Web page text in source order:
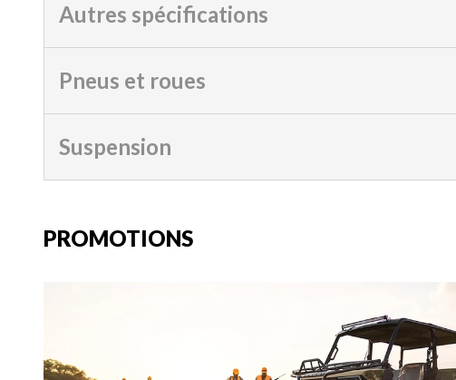
Autres spécifications
Pneus et roues
Suspension
PROMOTIONS